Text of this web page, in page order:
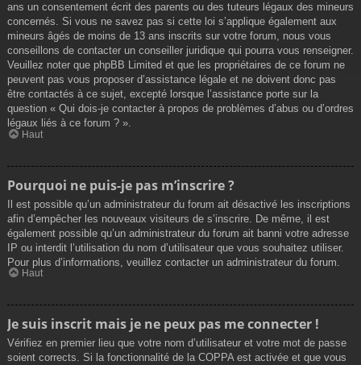
ans un consentement écrit des parents ou des tuteurs légaux des mineurs
concernés. Si vous ne savez pas si cette loi s’applique également aux
mineurs âgés de moins de 13 ans inscrits sur votre forum, nous vous
conseillons de contacter un conseiller juridique qui pourra vous renseigner.
Veuillez noter que phpBB Limited et que les propriétaires de ce forum ne
peuvent pas vous proposer d’assistance légale et ne doivent donc pas
être contactés à ce sujet, excepté lorsque l’assistance porte sur la
question « Qui dois-je contacter à propos de problèmes d’abus ou d’ordres
légaux liés à ce forum ? ».
Haut
Pourquoi ne puis-je pas m’inscrire ?
Il est possible qu’un administrateur du forum ait désactivé les inscriptions
afin d’empêcher les nouveaux visiteurs de s’inscrire. De même, il est
également possible qu’un administrateur du forum ait banni votre adresse
IP ou interdit l’utilisation du nom d’utilisateur que vous souhaitez utiliser.
Pour plus d’informations, veuillez contacter un administrateur du forum.
Haut
Je suis inscrit mais je ne peux pas me connecter !
Vérifiez en premier lieu que votre nom d’utilisateur et votre mot de passe
soient corrects. Si la fonctionnalité de la COPPA est activée et que vous